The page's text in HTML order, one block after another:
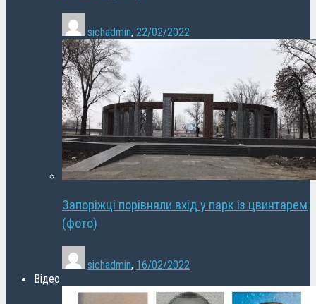
sichadmin, 22/02/2022
Запоріжці порівняли вхід у парк із цвинтарем
(фото)
sichadmin, 16/02/2022
Відео